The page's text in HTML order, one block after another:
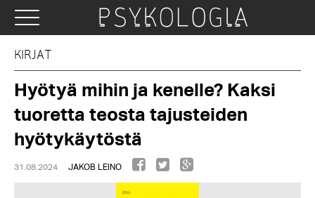
KIRJAT
Hyötyä mihin ja kenelle? Kaksi
tuoretta teosta tajusteiden
hyötykäytöstä
31.08.2024 JAKOB LEINO